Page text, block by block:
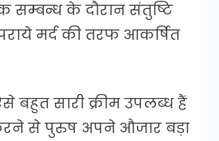
सम्बन्ध के दौरान संतुष्टि
मर्द की तरफ आकर्षित
बहुत सारी क्रीम उपलब्ध हैं
से पुरुष अपने औजार बड़ा